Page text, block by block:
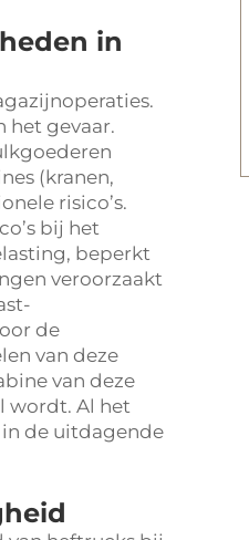
in
het gevaar.
(kranen,
risico’s.
bij het
beperkt
veroorzaakt
de
van deze
van deze
wordt. Al het
de uitdagende